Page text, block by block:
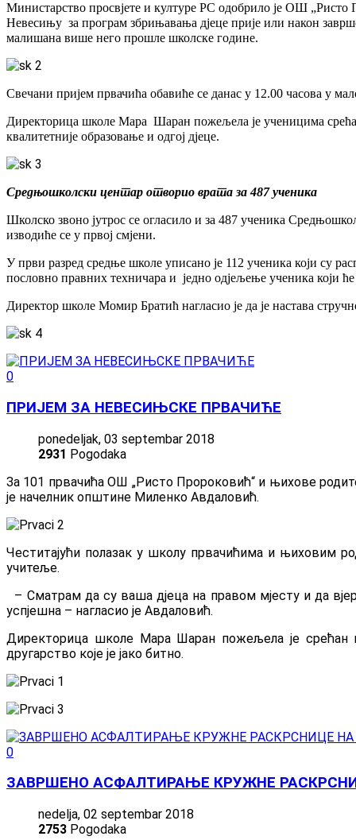
Министарство просвјете и културе РС одобрило је ОШ „Ристо
Невесињу за програм збрињавања дјеце прије или након
малишана више него прошле школске године.
Свечани пријем првачића обавиће се данас у 12.00 часова у
Директорица школе Мара Шаран пожељела је ученицима
квалитетније образовање и одгој дјеце.
Средњошколски центар отворио врата за 487 ученика
Школско звоно јутрос се огласило и за 487 ученика
изводиће се у првој смјени.
У први разред средње школе уписано је 112 ученика који су
пословно правних техничара и једно одјељење ученика који
Директор школе Момир Братић нагласио је да је настава
0
ПРИЈЕМ ЗА НЕВЕСИЊСКЕ ПРВАЧИЋЕ
ponedeljak, 03 septembar 2018
2931 Pogodaka
За 101 првачића ОШ „Ристо Пророковић“ и њихове
je начелник општине Миленко Авдаловић.
Честитајући полазак у школу првачићима и њиховим
учитеље.
– Сматрам да су ваша дјеца на правом мјесту и да
успјешна – нагласио је Авдаловић.
Директорица школе Мара Шаран пожељела је срећан
другарство које је јако битно.
0
ЗАВРШЕНО АСФАЛТИРАЊЕ КРУЖНЕ
nedelja, 02 septembar 2018
2753 Pogodaka